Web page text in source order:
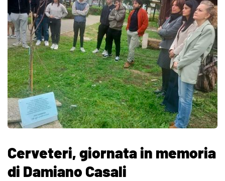
Cerveteri, giornata in memoria
di Damiano Casali